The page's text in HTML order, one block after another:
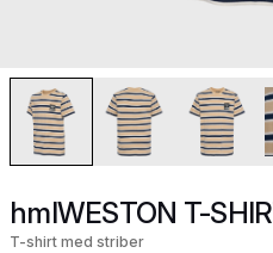
hmlWESTON T-
T-shirt med striber